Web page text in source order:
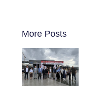
More Posts